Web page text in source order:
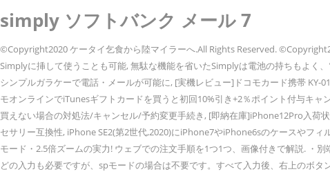
simply ソフトバンク メール 7
©Copyright2020 ケータイ乞食から陸マイラーへ.All Rights Reserved.
Simplyに挿して使うことも可能, 無駄な機能を省いたSimplyは電池の持ちもよく
シンプルガラケーで電話・メールが可能に, [実機レビュー]ドコモカード携帯
モオンラインでiTunesギフトカードを買うと初回10%引き+2％ポイント付与キ
買えない場合の対処法/キャンセル/予約変更手続き, [即納在庫]iPhone12Pro入荷
セサリー互換性, iPhone SE2(第2世代,2020)にiPhone7やiPhone6sのケースやフ
モード・2.5倍ズームの実力! ウェブでの注文手順を1つ1つ、画像付きで解説. ・
どの入力も必要ですが、spモードの場合は不要です。すべて入力後、右上のボ